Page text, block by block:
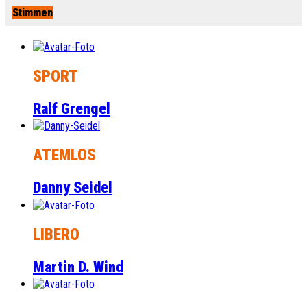
Stimmen
SPORT
Ralf Grengel
ATEMLOS
Danny Seidel
LIBERO
Martin D. Wind